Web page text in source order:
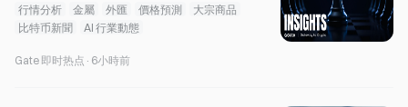
行情分析 金屬 外匯 價格預測
大宗商品
比特币新聞
AI 行業動態
Gate 即时热点 · 6小時前